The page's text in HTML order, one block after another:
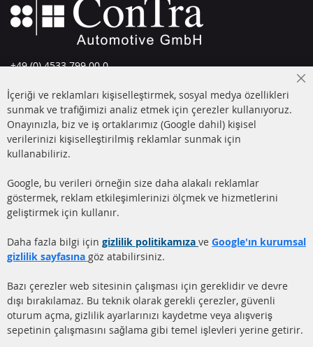
+49 (0) 4533 799 00 0
info@contra-automotive.de
facebook
instagram
HIZLI LİNKLER
(DPF)
DİZEL PARTİKÜL FİLTRESİ
KATALİZÖR (KAT)
SSS
MÜŞTERİ
Hakkımızda
Gönderim ücreti
Daha fazla link
İçeriği ve reklamları kişiselleştirmek, sosyal medya özellikleri
sunmak ve trafiğimizi analiz etmek için çerezler kullanıyoruz.
Onayınızla, biz ve iş ortaklarımız (Google dahil) kişisel
verilerinizi kişiselleştirilmiş reklamlar sunmak için
kullanabiliriz.
Google, bu verileri örneğin size daha alakalı reklamlar
göstermek, reklam etkileşimlerinizi ölçmek ve hizmetlerini
geliştirmek için kullanır.
Daha fazla bilgi için gizlilik politikamıza ve Google'ın kurumsal
gizlilik sayfasına göz atabilirsiniz.
Bazı çerezler web sitesinin çalışması için gereklidir ve devre
dışı bırakılamaz. Bu teknik olarak gerekli çerezler, güvenli
oturum açma, gizlilik ayarlarınızı kaydetme veya alışveriş
sepetinin çalışmasını sağlama gibi temel işlevleri yerine getirir.